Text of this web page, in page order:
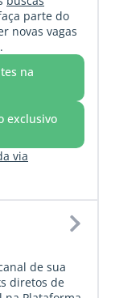
parte do
novas vagas
na
exclusivo
via
de sua
diretos de